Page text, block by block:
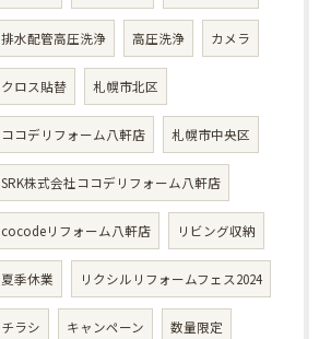
排水配管高圧洗浄 高圧洗浄 カメラ
クロス貼替 札幌市北区
ココデリフォーム八軒店 札幌市中央区
SRK株式会社ココデリフォーム八軒店
cocodeリフォーム八軒店 リビング収納
夏季休業 リクシルリフォームフェス2024
チラシ キャンペーン 数量限定